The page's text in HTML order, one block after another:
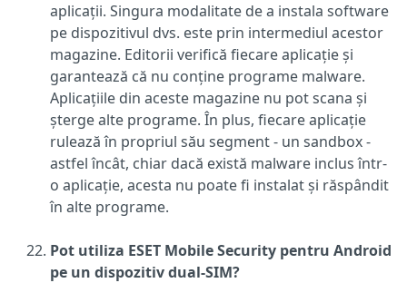
aplicații. Singura modalitate de a instala software
pe dispozitivul dvs. este prin intermediul acestor
magazine. Editorii verifică fiecare aplicație și
garantează că nu conține programe malware.
Aplicațiile din aceste magazine nu pot scana și
șterge alte programe. În plus, fiecare aplicație
rulează în propriul său segment - un sandbox -
astfel încât, chiar dacă există malware inclus într-
o aplicație, acesta nu poate fi instalat și răspândit
în alte programe.
Pot utiliza ESET Mobile Security pentru Android
pe un dispozitiv dual-SIM?